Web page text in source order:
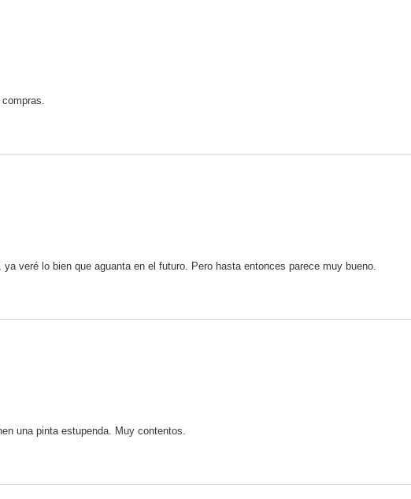
veré lo bien que aguanta en el futuro. Pero hasta entonces parece muy bueno.
una pinta estupenda. Muy contentos.